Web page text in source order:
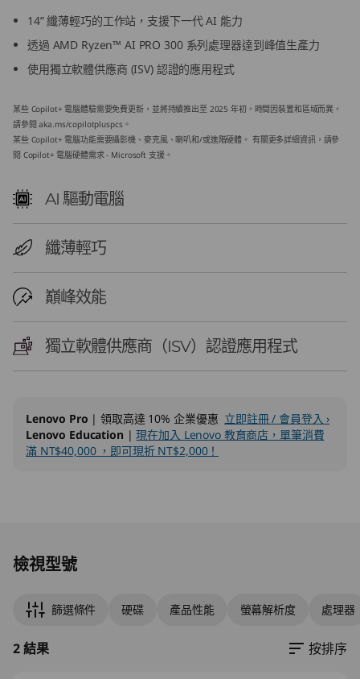
14” 纖薄輕巧的工作站，支援下一代 AI 能力
透過 AMD Ryzen™ AI PRO 300 系列處理器達到峰值生產力
使用獨立軟體供應商 (ISV) 認證的應用程式
某些 Copilot+ 電腦體驗需要免費更新，並將持續推出至 2025 年初。時間因裝置和區域而異。
請參閱aka.ms/copilotpluspcs。
某些 Copilot+ 電腦功能需要攝影機、麥克風、喇叭和/或進階硬體。 有關更多詳細資訊，請參
閱 Copilot+ 電腦硬體需求 - Microsoft 支援。
AI 驅動電腦
纖薄輕巧
巔峰效能
獨立軟體供應商（ISV）認證應用程式
Lenovo Pro | 領取高達 10% 企業優惠 立即註冊 / 會員登入 ›
Lenovo Education |現在加入 Lenovo 教育商店，單筆消費
滿 NT$40,000 ，即可現折 NT$2,000！
檢視型號
篩選條件 硬碟 產品性能 螢幕解析度 處理器
2 結果 按排序